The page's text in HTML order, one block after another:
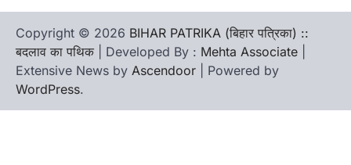
Copyright © 2026 BIHAR PATRIKA (बिहार पत्रिका) ::
बदलाव का पथिक | Developed By : Mehta Associate
Extensive News by Ascendoor | Powered by
WordPress.